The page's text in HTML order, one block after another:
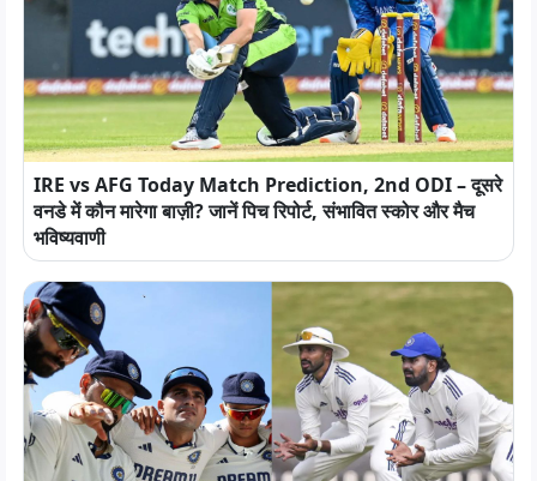
IRE vs AFG Today Match Prediction, 2nd ODI – दूसरे
वनडे में कौन मारेगा बाज़ी? जानें पिच रिपोर्ट, संभावित स्कोर और मैच
भविष्यवाणी